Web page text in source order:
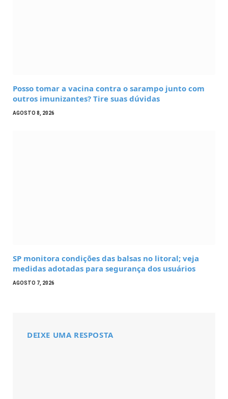
Posso tomar a vacina contra o sarampo junto com
outros imunizantes? Tire suas dúvidas
AGOSTO 8, 2026
SP monitora condições das balsas no litoral; veja
medidas adotadas para segurança dos usuários
AGOSTO 7, 2026
DEIXE UMA RESPOSTA